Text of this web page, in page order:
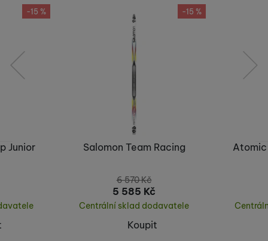
-15 %
Salomon Team Racing
6 570Kč
5 585 Kč
Centrální sklad dodavatele
Koupit
Atomic
-15 %
Junior